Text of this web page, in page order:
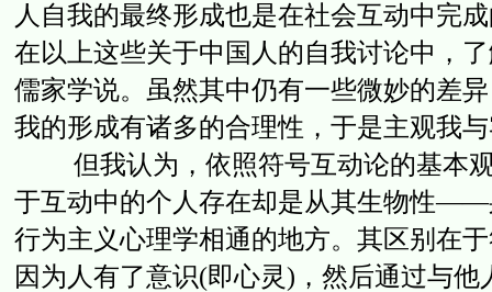
人自我的最终形成也是在社会互动中完
在以上这些关于中国人的自我讨论中，
儒家学说。虽然其中仍有一些微妙的差
我的形成有诸多的合理性，于是主观我
但我认为，依照符号互动论的基本观
于互动中的个人存在却是从其生物性——
行为主义心理学相通的地方。其区别在
因为人有了意识(即心灵)，然后通过与